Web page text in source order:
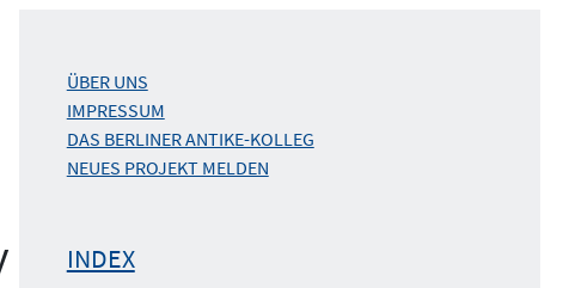
ÜBER UNS
IMPRESSUM
DAS BERLINER ANTIKE-KOLLEG
NEUES PROJEKT MELDEN
INDEX